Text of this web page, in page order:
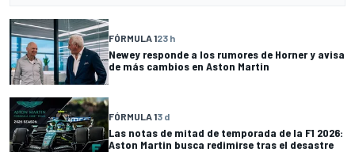
FÓRMULA 123 h
Newey responde a los rumores de Horner y avisa
de más cambios en Aston Martin
FÓRMULA 13 d
Las notas de mitad de temporada de la F1 2026:
Aston Martin busca redimirse tras el desastre